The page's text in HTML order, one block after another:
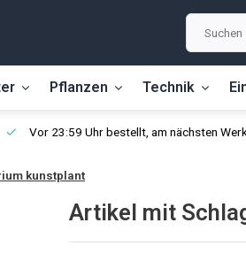
Pflanzen Technik
Vor 23:59 Uhr bestellt, am nächsten
kunstplant
Artikel mit